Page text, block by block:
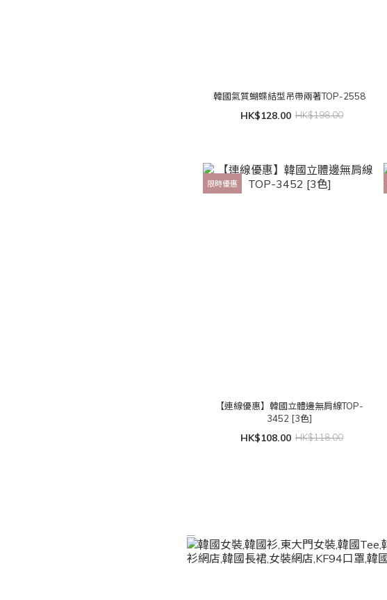
韓國氣質蝴蝶結型吊帶兩著TOP-2558
HK$128.00 HK$198.00
限時優惠
【連線優惠】韓國立體邊無肩線TOP-
3452 [3色]
HK$108.00 HK$118.00